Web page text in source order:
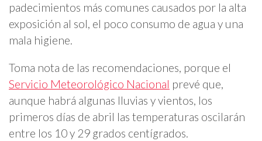
padecimientos más comunes causados por la alta
exposición al sol, el poco consumo de agua y una
mala higiene.
Toma nota de las recomendaciones, porque el
Servicio Meteorológico Nacional prevé que,
aunque habrá algunas lluvias y vientos, los
primeros días de abril las temperaturas oscilarán
entre los 10 y 29 grados centígrados.